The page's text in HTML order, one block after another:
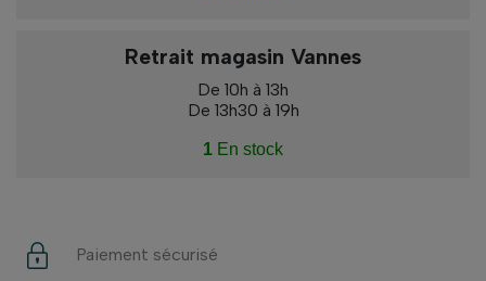
Retrait magasin Vannes
De 10h à 13h
De 13h30 à 19h
1 En stock
Paiement sécurisé